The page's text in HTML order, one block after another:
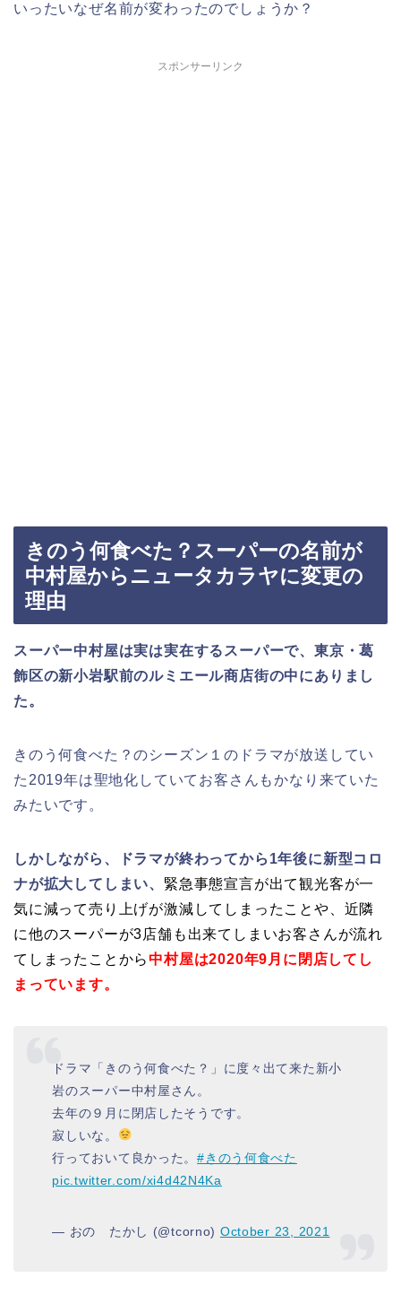
いったいなぜ名前が変わったのでしょうか？
スポンサーリンク
きのう何食べた？スーパーの名前が
中村屋からニュータカラヤに変更の
理由
スーパー中村屋は実は実在するスーパーで、東京・葛
飾区の新小岩駅前のルミエール商店街の中にありまし
た。
きのう何食べた？のシーズン１のドラマが放送してい
た2019年は聖地化していてお客さんもかなり来ていた
みたいです。
しかしながら、ドラマが終わってから1年後に新型コロ
ナが拡大してしまい、 緊急事態宣言が出て観光客が一
気に減って売り上げが激減してしまったことや
近隣
に他のスーパーが3店舗も出来てしまいお客さんが流れ
てしまったことから中村屋は2020年9月に閉店してし
まっています。
ドラマ「きのう何食べた？」に度々出て来た新小
岩のスーパー中村屋さん。
去年の９月に閉店したそうです。
寂しいな。
行っておいて良かった。#きのう何食べた
pic.twitter.com/xi4d42N4Ka
— おの たかし (@tcorno) October 23, 2021